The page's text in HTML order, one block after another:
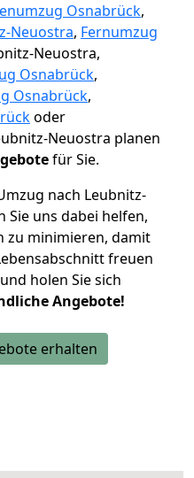
Osnabrück,
Neuostra, Fernumzug
Neuostra,
Osnabrück,
Osnabrück,
oder
Neuostra planen
für Sie.
nach Leubnitz-
Sie uns dabei helfen,
zu minimieren, damit
freuen
holen Sie sich
Angebote!
erhalten